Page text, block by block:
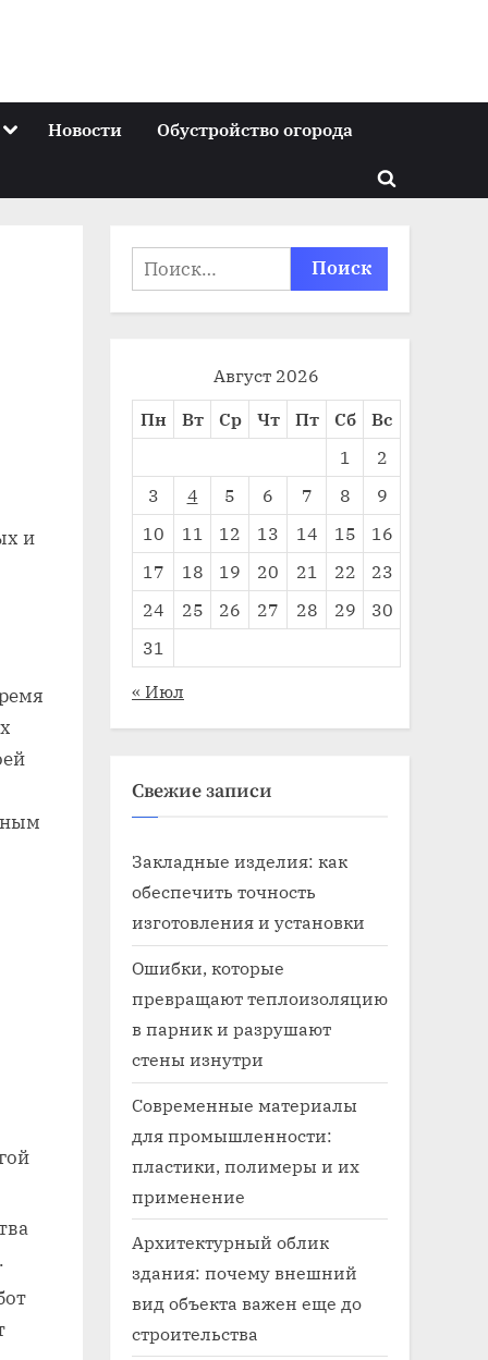
ToggleНовости Обустройство огорода
Toggle
form
и
Найти:
Август 2026
Пн
Вт Ср Чт Пт Сб
Вс
1
2
3
4 5 6 7 8
9
10
11 12 13 14 15
16
17
18 19 20 21 22
23
24
25 26 27 28 29
30
31
« Июл
Свежие записи
Закладные изделия: как
обеспечить точность
изготовления и установки
Ошибки, которые
превращают теплоизоляцию
в парник и разрушают
стены изнутри
Современные материалы
для промышленности:
пластики, полимеры и их
применение
Архитектурный облик
здания: почему внешний
вид объекта важен еще до
строительства